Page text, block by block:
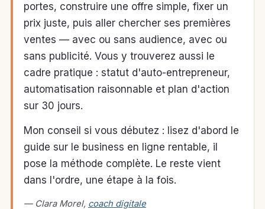
portes, construire une offre simple, fixer un
prix juste, puis aller chercher ses premières
ventes — avec ou sans audience, avec ou
sans publicité. Vous y trouverez aussi le
cadre pratique : statut d'auto-entrepreneur,
automatisation raisonnable et plan d'action
sur 30 jours.
Mon conseil si vous débutez : lisez d'abord le
guide sur le business en ligne rentable, il
pose la méthode complète. Le reste vient
dans l'ordre, une étape à la fois.
— Clara Morel, coach digitale